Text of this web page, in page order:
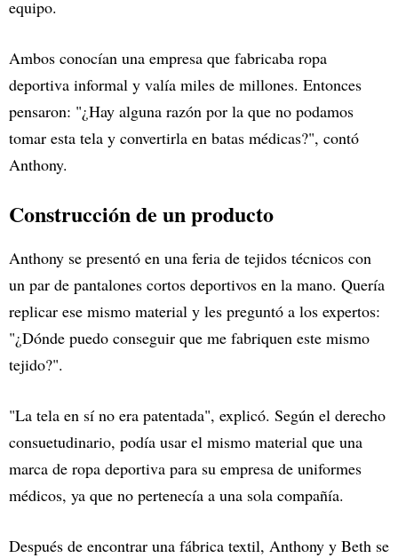
equipo.
Ambos conocían una empresa que fabricaba ropa
deportiva informal y valía miles de millones. Entonces
pensaron: "¿Hay alguna razón por la que no podamos
tomar esta tela y convertirla en batas médicas?", contó
Anthony.
Construcción de un producto
Anthony se presentó en una feria de tejidos técnicos con
un par de pantalones cortos deportivos en la mano. Quería
replicar ese mismo material y les preguntó a los expertos:
"¿Dónde puedo conseguir que me fabriquen este mismo
tejido?".
"La tela en sí no era patentada", explicó. Según el derecho
consuetudinario, podía usar el mismo material que una
marca de ropa deportiva para su empresa de uniformes
médicos, ya que no pertenecía a una sola compañía.
Después de encontrar una fábrica textil, Anthony y Beth se